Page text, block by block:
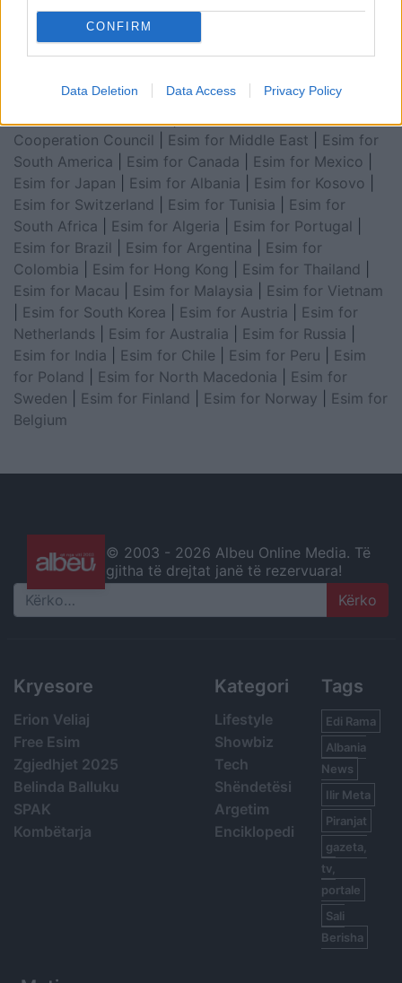
CONFIRM
Data Deletion Data Access Privacy Policy
for Turkey|Esim for Germany|Esim for Greece|Esim
Esim for World Cup 2026
Arabia|Esim for Egypt|Esim for United Arab
for China| Esim for United Kingdom |Esim for Africa
Cooperation Council
Esim for Middle East
Esim for
South America
Esim for Canada Esim for Mexico
Esim for Japan
Esim for Albania Esim for Kosovo
Esim for Switzerland
Esim for Tunisia
Esim for
South Africa
Esim for Algeria Esim for Portugal
Esim for Brazil
Esim for Argentina
Esim for
Colombia
Esim for Hong Kong Esim for Thailand
Esim for Macau
Esim for Malaysia
Esim for Vietnam
Esim for South Korea Esim for Austria
Esim for
Netherlands
Esim for Australia Esim for Russia
Esim for India
Esim for Chile Esim for Peru
Esim
for Poland
Esim for North Macedonia
Esim for
Sweden
Esim for Finland Esim for Norway
Esim for
Belgium
© 2003 - 2026 Albeu Online Media. Të
gjitha të drejtat janë të rezervuara!
Search
Kryesore
Erion Veliaj
Free Esim
Zgjedhjet 2025
Belinda Balluku
SPAK
Kombëtarja
Kategori
Lifestyle
Showbiz
Tech
Shëndetësi
Argetim
Enciklopedi
Tags
Edi Rama
Albania
News
Ilir Meta
Piranjat
gazeta,
tv,
portale
Sali
Berisha